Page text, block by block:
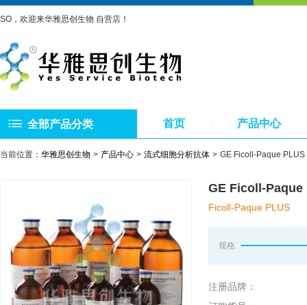
SO，欢迎来华雅思创生物 自营店！
全部产品分类 首页 产品中心
当前位置： 华雅思创生物 产品中心 流式细胞分析抗体 GE Ficoll-Paque
GE Ficoll-Paque
Ficoll-Paque PLUS
规格:
注册品牌：